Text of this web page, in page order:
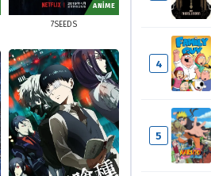
ANİME
7SEEDS
4
5